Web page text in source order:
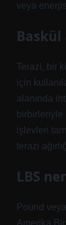
veya
Baskül
Terazi, bir
için
alanında
birbirleriyle
işlevleri
terazi
LBS
Pound
Amerika